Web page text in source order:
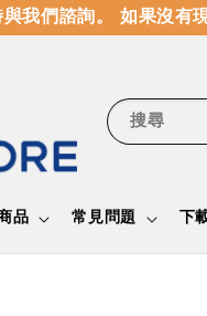
們諮詢。 如果沒有
搜尋
品 常見問題 下